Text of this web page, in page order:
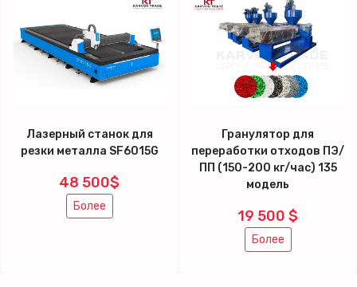
Лазерный станок для
резки металла SF6015G
48 500$
Более
Гранулятор для
переработки отходов ПЭ/
ПП (150-200 кг/час) 135
модель
19 500 $
Более